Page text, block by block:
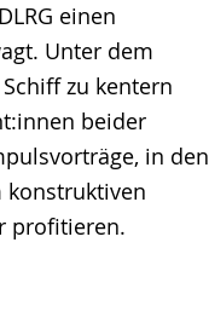
einen
Unter dem
zu kentern
beider
in den
profitieren.